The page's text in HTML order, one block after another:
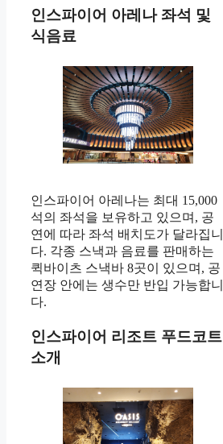
인스파이어 아레나 좌석 및
식음료
인스파이어 아레나는 최대 15,000
석의 좌석을 보유하고 있으며, 공
연에 따라 좌석 배치도가 달라집니
다. 각종 스낵과 음료를 판매하는
퀵바이츠 스낵바 8곳이 있으며, 공
연장 안에는 생수만 반입 가능합니
다.
인스파이어 리조트 푸드코트
소개